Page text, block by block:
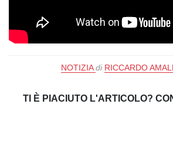
NOTIZIA di RICCARDO
TI È PIACIUTO L'ARTICOLO?